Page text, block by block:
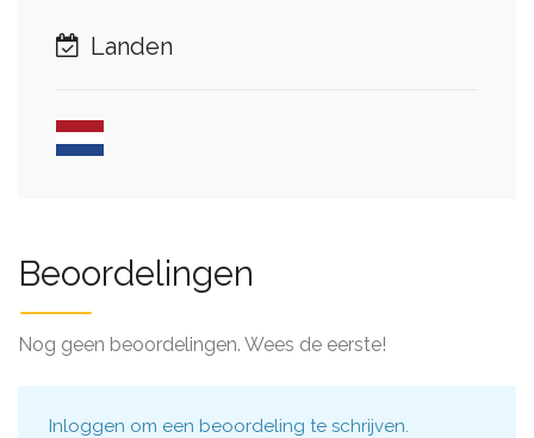
Landen
Beoordelingen
Nog geen beoordelingen. Wees de eerste!
Inloggen om een beoordeling te schrijven.